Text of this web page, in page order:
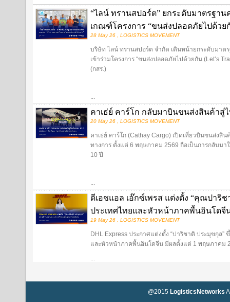
“ไลน์ ทรานสปอร์ต” ยกระดับมาตรฐา
เกณฑ์โครงการ “ขนส่งปลอดภัยไปด้วย
28 May 26 , LOGISTICS MOVEMENT
บริษัท ไลน์ ทรานสปอร์ต จำกัด เดินหน้ายกระดับมา
เข้าร่วมโครงการ “ขนส่งปลอดภัยไปด้วยกัน (Let’s
(กสร.)
...
คาเธ่ย์ คาร์โก กลับมาบินขนส่งสินค้าสู่
20 May 26 , LOGISTICS MOVEMENT
คาเธ่ย์ คาร์โก (Cathay Cargo) เปิดเที่ยวบินขนส่งสิ
ทางการ ตั้งแต่ 6 พฤษภาคม 2569 ถือเป็นการกลับม
10 ปี
...
ดีเอชแอล เอ๊กซ์เพรส แต่งตั้ง “คุณปาริ
ประเทศไทยและหัวหน้าภาคพื้นอินโดจี
19 May 26 , LOGISTICS MOVEMENT
DHL Express ประกาศแต่งตั้ง “ปาริชาติ ประมุขกุล
และหัวหน้าภาคพื้นอินโดจีน มีผลตั้งแต่ 1 พฤษภาคม
...
@2015 LogisticsNetworks